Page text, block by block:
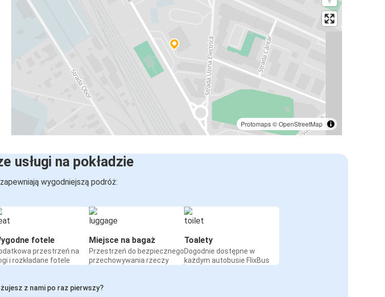
Protomaps©OpenStreetMap
usługi na pokładzie
wygodniejszą podróż:
fotele
przestrzeń na
i rozkładane fotele
Miejsce na bagaż
Przestrzeń do bezpiecznego
przechowywania rzeczy
Toalety
Dogodnie dostępne w
każdym autobusie FlixBus
z nami po raz pierwszy?